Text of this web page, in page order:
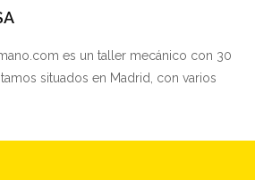
es un taller mecánico con 30
situados en Madrid, con varios